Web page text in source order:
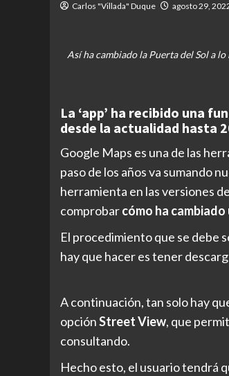
Carlos "Villada" Duque agosto 29,
Así ha cambiado la Puerta del Sol a
La ‘app’ ha recibido una
desde la actualidad hasta
Google Maps es una de las
paso de los años va sumando
herramienta en las versiones
comprobarcómo ha
El procedimiento que se debe
hay que hacer es tener
A continuación, tan solo hay
opciónStreet View, que
consultando.
Hecho esto, el usuario tendrá